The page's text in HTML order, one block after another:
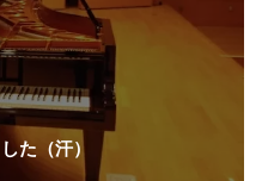
た（汗）